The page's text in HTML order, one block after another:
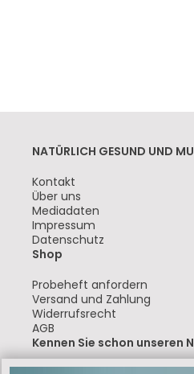
NATÜRLICH GESUND UND
Navigation
überspringen
Kontakt
Über uns
Mediadaten
Impressum
Datenschutz
Shop
Navigation
überspringen
Probeheft anfordern
Versand und Zahlung
Widerrufsrecht
AGB
Kennen Sie schon unseren